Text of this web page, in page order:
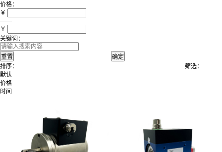
价格：
￥
——
￥
关键词：
排序：
默认
价格
时间
筛选：